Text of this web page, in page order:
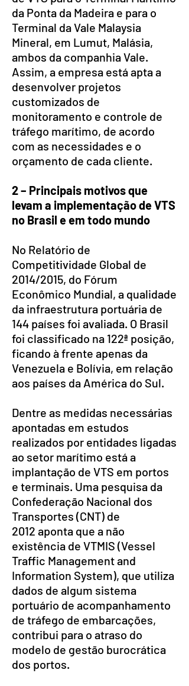
da Ponta da Madeira e para o
Terminal da Vale Malaysia
Mineral, em Lumut, Malásia,
ambos da companhia Vale.
Assim, a empresa está apta a
desenvolver projetos
customizados de
monitoramento e controle de
tráfego marítimo, de acordo
com as necessidades e o
orçamento de cada cliente.
2 – Principais motivos que
levam a implementação de VTS
no Brasil e em todo mundo
No Relatório de
Competitividade Global de
2014/2015, do Fórum
Econômico Mundial, a qualidade
da infraestrutura portuária de
144 países foi avaliada. O Brasil
foi classificado na 122ª posição,
ficando à frente apenas da
Venezuela e Bolívia, em relação
aos países da América do Sul.
Dentre as medidas necessárias
apontadas em estudos
realizados por entidades ligadas
ao setor marítimo está a
implantação de VTS em portos
e terminais. Uma pesquisa da
Confederação Nacional dos
Transportes (CNT) de
2012 aponta que a não
existência de VTMIS (Vessel
Traffic Management and
Information System), que utiliza
dados de algum sistema
portuário de acompanhamento
de tráfego de embarcações,
contribui para o atraso do
modelo de gestão burocrática
dos portos.